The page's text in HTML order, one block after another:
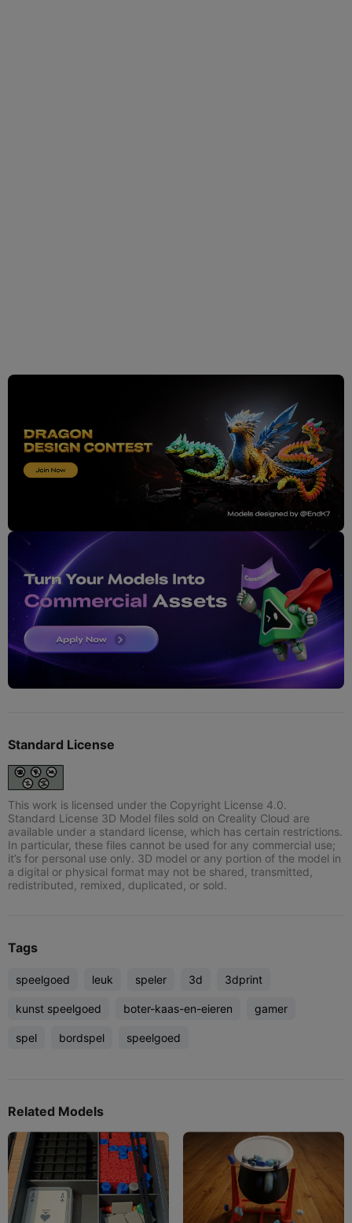
Standard License
This work is licensed under the Copyright License 4.0.
Standard License 3D Model files sold on Creality Cloud are
available under a standard license, which has certain restrictions.
In particular, these files cannot be used for any commercial use;
it’s for personal use only. 3D model or any portion of the model in
a digital or physical format may not be shared, transmitted,
redistributed, remixed, duplicated, or sold.
Tags
speelgoed leuk speler 3d 3dprint
kunst speelgoed boter-kaas-en-eieren gamer
spel bordspel speelgoed
Related Models